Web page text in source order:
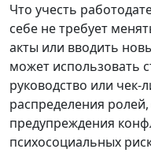
Что учесть
себе не требует
акты или вводить
может использовать
руководство или чек-
распределения
предупреждения
психосоциальных